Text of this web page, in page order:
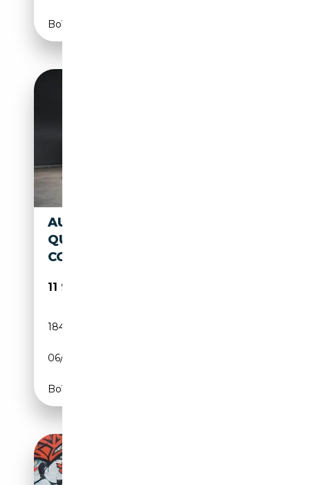
Boîte manuelle
AUDI TT 2.0 TDI ROADSTER
QUATTRO S LINE
COMPETITION
11 950€
184 000 km
06/2013
Boîte manuelle